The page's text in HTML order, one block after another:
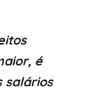
é
salários